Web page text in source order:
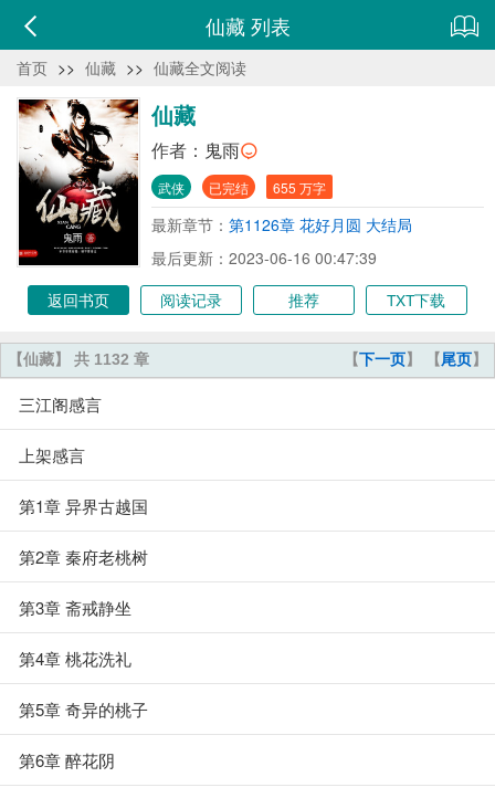
仙藏 列表
首页 >> 仙藏 >> 仙藏全文阅读
仙藏
作者： 鬼雨
武侠 已完结 655 万字
最新章节： 第1126章 花好月圆 大结局
最后更新：2023-06-16 00:47:39
返回书页
阅读记录 推荐 TXT下载
【下一页】 【尾页】
【仙藏】 共 1132 章
三江阁感言
上架感言
第1章 异界古越国
第2章 秦府老桃树
第3章 斋戒静坐
第4章 桃花洗礼
第5章 奇异的桃子
第6章 醉花阴